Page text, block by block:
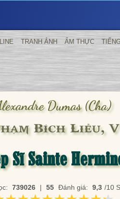
TRANH ẢNH ẨM THỰC
Dumas (cha)
Bích Liễu,
Sĩ Sainte
739026 | 55 Đánh giá: 9,3 /10